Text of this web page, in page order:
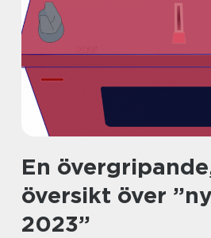
En
översikt över
2023”